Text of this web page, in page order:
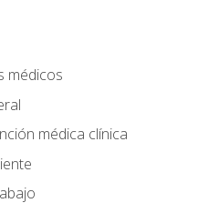
médicos
médica clínica